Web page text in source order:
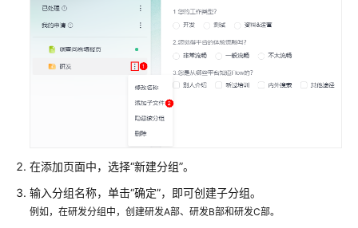
管
理
表
定
义
页
在添加页面中，选择“新建分组”。
输入分组名称，单击“确定”，即可创建子分组。
例如，在研发分组中，创建研发A部、研发B部和研发C部。